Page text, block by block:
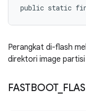
public static
Perangkat di-flash
direktori image partisi
FASTBOOT_